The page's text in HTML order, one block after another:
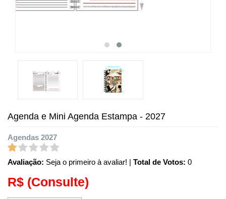
Agenda e Mini Agenda Estampa - 2027
Agendas 2027
Avaliação: Seja o primeiro à avaliar! | Total de Votos: 0
R$ (Consulte)